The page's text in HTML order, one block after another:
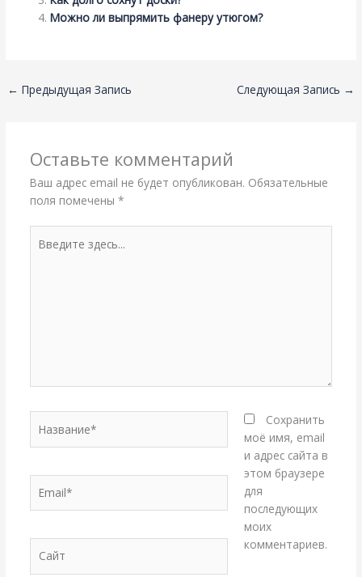
Можно ли выпрямить фанеру утюгом?
← Предыдущая Запись Следующая Запись →
Оставьте комментарий
Ваш адрес email не будет опубликован. Обязательные
поля помечены *
здесь...
Сохранить
моё имя, email
и адрес сайта в
этом браузере
для
последующих
моих
комментариев.